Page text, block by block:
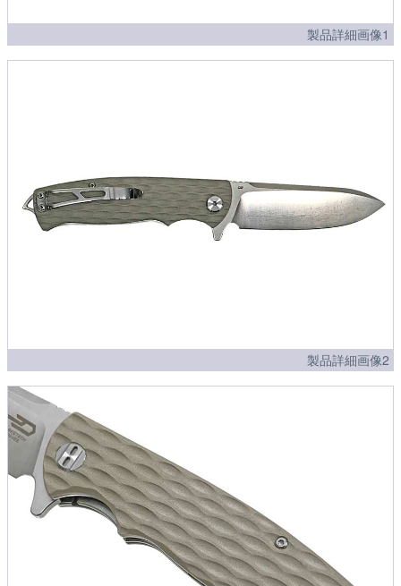
製品詳細画像1
製品詳細画像2